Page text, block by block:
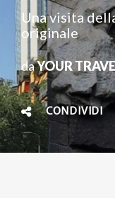
Una visita
originale
daYOUR
CONDIVIDI